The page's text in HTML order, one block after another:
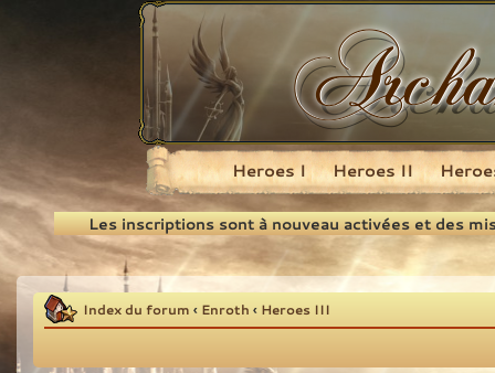
Recherche
Heroes I Heroes II
Les inscriptions sont à nouveau activées et des
Index du forum ‹ Enroth ‹ Heroes III